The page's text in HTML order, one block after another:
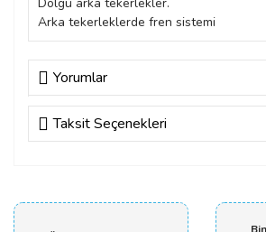
Dolgu arka tekerlekler.
Arka tekerleklerde fren sistemi
Yorumlar
Bu ürüne ilk yorumu siz
Taksit Seçenekleri